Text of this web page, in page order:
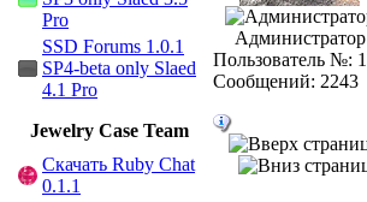
Pro
SSD Forums 1.0.1
SP4-beta only Slaed
4.1 Pro
Jewelry Сase Team
Скачать Ruby Chat
0.1.1
Администратор
Пользователь №: 1
Сообщений: 2243